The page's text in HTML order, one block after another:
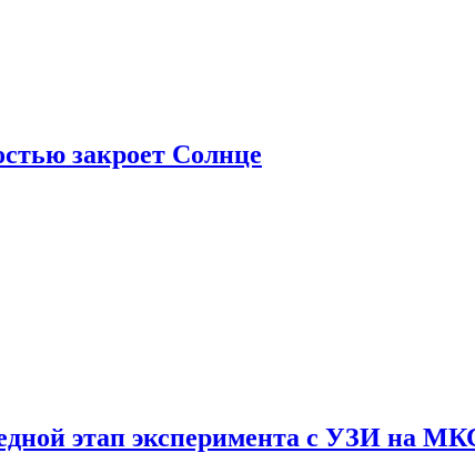
закроет Солнце
этап эксперимента с УЗИ на